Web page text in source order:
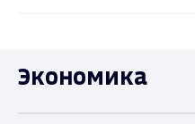
Экономика